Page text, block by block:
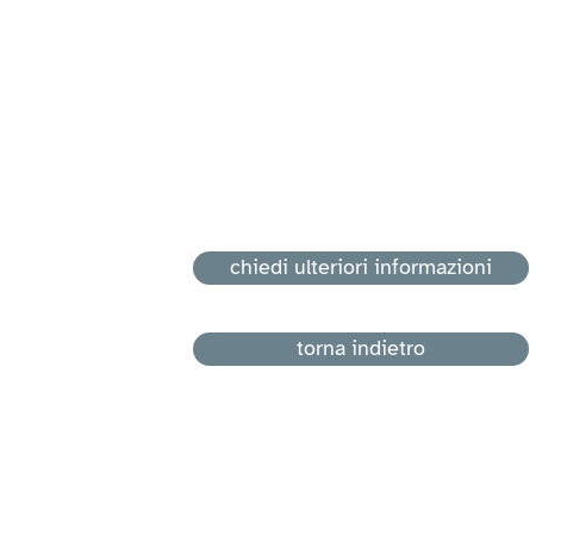
chiedi ulteriori informazioni
torna indietro